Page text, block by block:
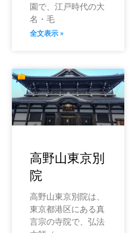
園で、江戸時代の大
名・毛
全文表示 »
高野山東京別
院
高野山東京別院は、
東京都港区にある真
言宗の寺院で、弘法